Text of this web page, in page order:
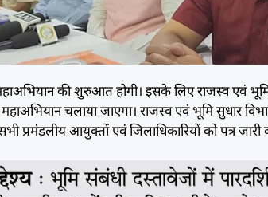
की शुरुआत होगी। इसके लिए राजस्व एवं
चलाया जाएगा। राजस्व एवं भूमि सुधार
प्रमंडलीय आयुक्तों एवं जिलाधिकारियों को पत्र जारी